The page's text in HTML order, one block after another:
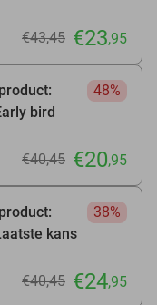
€43,45 €23,95
bird
48%
€40,45 €20,95
kans
38%
€40,45 €24,95